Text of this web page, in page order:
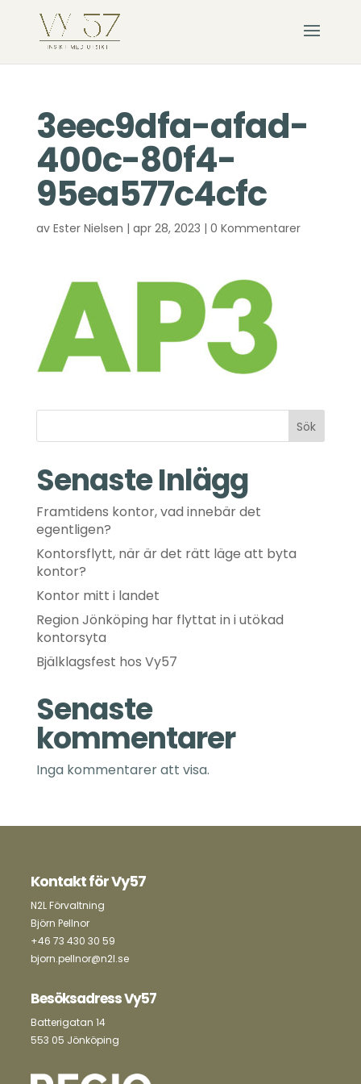
3eec9dfa-afad-
400c-80f4-
95ea577c4cfc
av Ester Nielsen | apr 28, 2023 | 0 Kommentarer
Sök
Senaste Inlägg
Framtidens kontor, vad innebär det
egentligen?
Kontorsflytt, när är det rätt läge att byta
kontor?
Kontor mitt i landet
Region Jönköping har flyttat in i utökad
kontorsyta
Bjälklagsfest hos Vy57
Senaste
kommentarer
Inga kommentarer att visa.
Kontakt för Vy57
N2L Förvaltning
Björn Pellnor
+46 73 430 30 59
bjorn.pellnor@n2l.se
Besöksadress Vy57
Batterigatan 14
553 05 Jönköping